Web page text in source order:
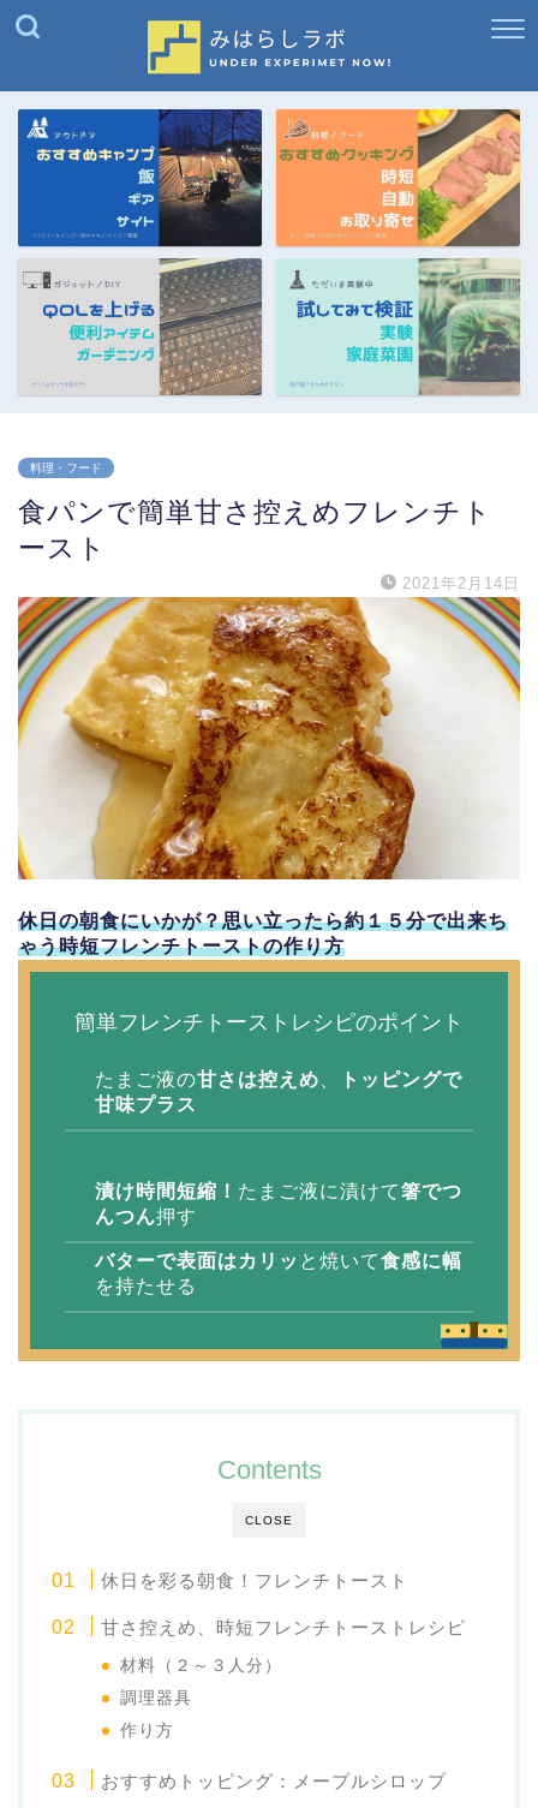
料理・フード
食パンで簡単甘さ控えめフレンチト
ースト
2021年2月14日
休日の朝食にいかが？思い立ったら約１５分で出来ち
ゃう時短フレンチトーストの作り方
簡単フレンチトーストレシピのポイント
たまご液の甘さは控えめ
トッピングで
甘味プラス
漬け時間短縮！ たまご液に漬けて箸でつ
んつん押す
バターで表面はカリッ と焼いて食感に幅
を持たせる
CLOSE
Contents
休日を彩る朝食！フレンチトースト
甘さ控えめ、時短フレンチトーストレシピ
材料（２～３人分）
調理器具
作り方
おすすめトッピング：メープルシロップ